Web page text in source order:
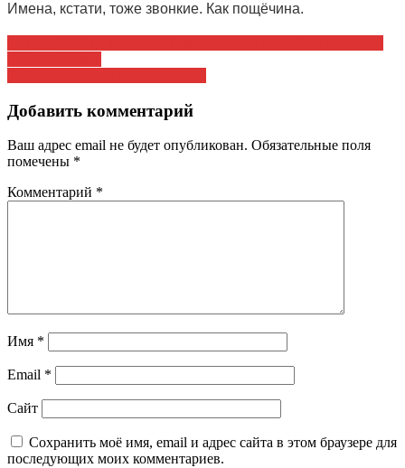
Имена, кстати, тоже звонкие. Как пощёчина.
Навигация
по
Добавить комментарий
Ваш адрес email не будет опубликован. Обязательные поля
помечены *
Комментарий *
Имя *
Email *
Сайт
Сохранить моё имя, email и адрес сайта в этом браузере для
последующих моих комментариев.